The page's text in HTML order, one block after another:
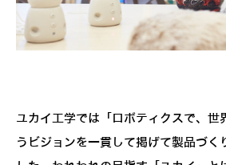
ユカイ工学では「ロボティクスで、世
うビジョンを一貫して掲げて製品づく